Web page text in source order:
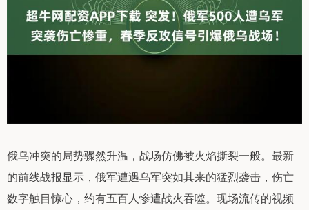
俄乌冲突的局势骤然升温，战场仿佛被火焰撕裂一般。最新
的前线战报显示，俄军遭遇乌军突如其来的猛烈袭击，伤亡
数字触目惊心，约有五百人惨遭战火吞噬。现场流传的视频